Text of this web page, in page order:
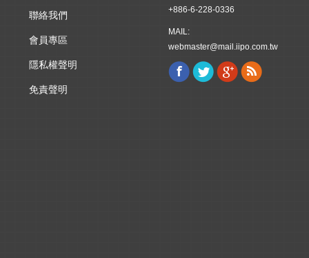
聯絡我們
會員專區
隱私權聲明
免責聲明
+886-6-228-0336
MAIL:
webmaster@mail.iipo.com.tw
Find us on:
Facebook
TwitterGoogle+
Rss